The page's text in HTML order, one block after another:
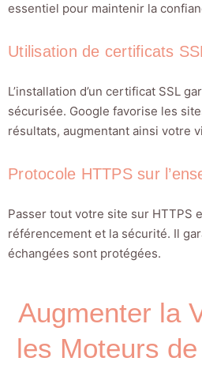
essentiel pour maintenir la
Utilisation de certificats
L’installation d’un certificat SSL
sécurisée. Google favorise les
résultats, augmentant ainsi votre
Protocole HTTPS sur
Passer tout votre site sur HTTPS
référencement et la sécurité. Il
échangées sont protégées.
Augmenter la
les Moteurs